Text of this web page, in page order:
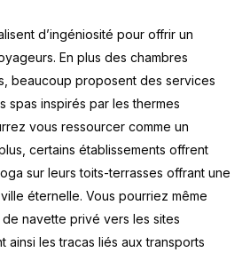
d’ingéniosité pour offrir un
En plus des chambres
beaucoup proposent des services
spas inspirés par les thermes
vous ressourcer comme un
certains établissements offrent
sur leurs toits-terrasses offrant une
éternelle. Vous pourriez même
navette privé vers les sites
ainsi les tracas liés aux transports